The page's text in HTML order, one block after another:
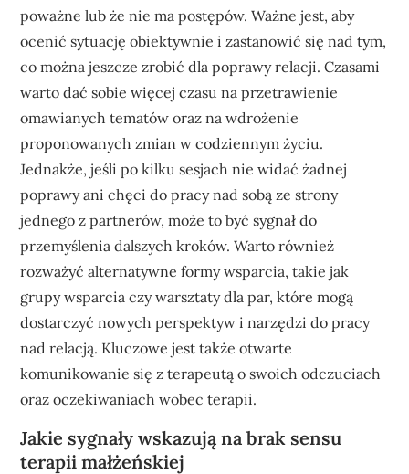
poważne lub że nie ma postępów. Ważne jest, aby
ocenić sytuację obiektywnie i zastanowić się nad tym,
co można jeszcze zrobić dla poprawy relacji. Czasami
warto dać sobie więcej czasu na przetrawienie
omawianych tematów oraz na wdrożenie
proponowanych zmian w codziennym życiu.
Jednakże, jeśli po kilku sesjach nie widać żadnej
poprawy ani chęci do pracy nad sobą ze strony
jednego z partnerów, może to być sygnał do
przemyślenia dalszych kroków. Warto również
rozważyć alternatywne formy wsparcia, takie jak
grupy wsparcia czy warsztaty dla par, które mogą
dostarczyć nowych perspektyw i narzędzi do pracy
nad relacją. Kluczowe jest także otwarte
komunikowanie się z terapeutą o swoich odczuciach
oraz oczekiwaniach wobec terapii.
Jakie sygnały wskazują na brak sensu
terapii małżeńskiej